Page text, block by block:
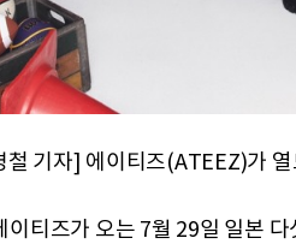
철 기자] 에이티즈(ATEEZ)가
이티즈가 오는 7월 29일 일본